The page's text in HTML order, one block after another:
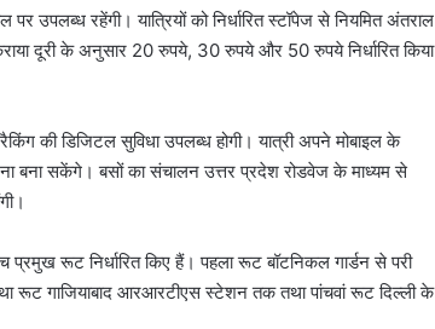
उपलब्ध रहेंगी। यात्रियों को निर्धारित स्टॉपेज से नियमित अंतराल
दूरी के अनुसार 20 रुपये, 30 रुपये और 50 रुपये निर्धारित किया
की डिजिटल सुविधा उपलब्ध होगी। यात्री अपने मोबाइल के
बना सकेंगे। बसों का संचालन उत्तर प्रदेश रोडवेज के माध्यम से
रूट निर्धारित किए हैं। पहला रूट बॉटनिकल गार्डन से परी
रूट गाजियाबाद आरआरटीएस स्टेशन तक तथा पांचवां रूट दिल्ली के